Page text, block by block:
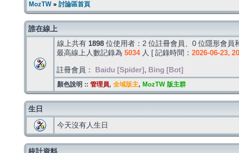
MozTW» 討論區首頁
誰在線上
線上共有 1898 位使用者：2 位註冊會員、0 位隱形會員
最高線上人數記錄為 5034人 [ 記錄時間： 2026-06-23,
註冊會員： Baidu [Spider] , Bing [Bot]
顏色說明 :: 管理員, 全域版主, MozTW 版主群
生日
今天沒有人生日